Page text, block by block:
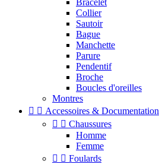
Bracelet
Collier
Sautoir
Bague
Manchette
Parure
Pendentif
Broche
Boucles d'oreilles
Montres
  Accessoires & Documentation
  Chaussures
Homme
Femme
  Foulards